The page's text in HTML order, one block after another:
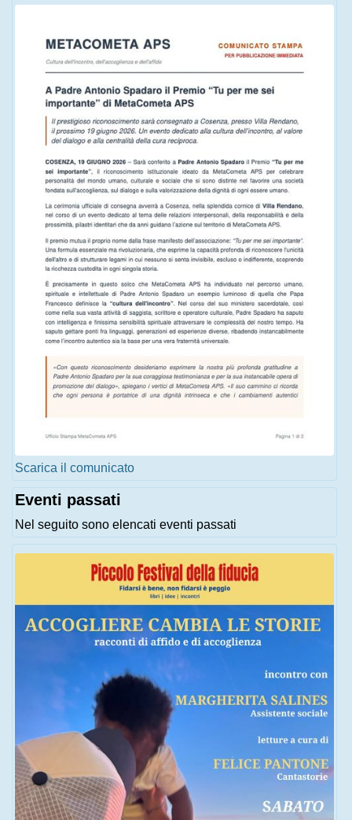
Scarica il comunicato
Eventi passati
Nel seguito sono elencati eventi passati